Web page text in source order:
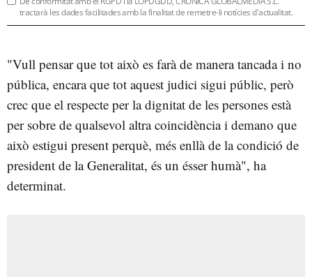
tractarà les dades facilitades amb la finalitat de remetre-li notícies d'actualitat.
"Vull pensar que tot això es farà de manera tancada i no
pública, encara que tot aquest judici sigui públic, però
crec que el respecte per la dignitat de les persones està
per sobre de qualsevol altra coincidència i demano que
això estigui present perquè, més enllà de la condició de
president de la Generalitat, és un ésser humà", ha
determinat.